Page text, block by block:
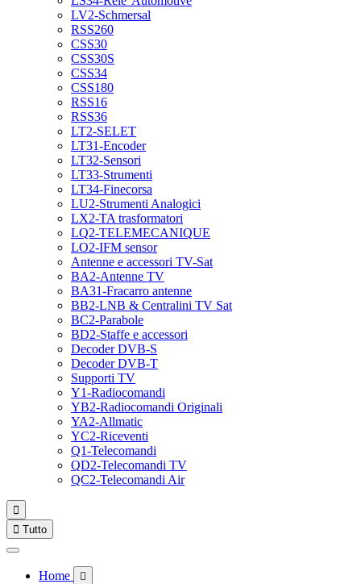
LV2-Schmersal
RSS260
CSS30
CSS30S
CSS34
CSS180
RSS16
RSS36
LT2-SELET
LT31-Encoder
LT32-Sensori
LT33-Strumenti
LT34-Finecorsa
LU2-Strumenti Analogici
LX2-TA trasformatori
LQ2-TELEMECANIQUE
LO2-IFM sensor
Antenne e accessori TV-Sat
BA2-Antenne TV
BA31-Fracarro antenne
BB2-LNB & Centralini TV Sat
BC2-Parabole
BD2-Staffe e accessori
Decoder DVB-S
Decoder DVB-T
Supporti TV
Y1-Radiocomandi
YB2-Radiocomandi Originali
YA2-Allmatic
YC2-Riceventi
Q1-Telecomandi
QD2-Telecomandi TV
QC2-Telecomandi Air

 Tutto
Home 